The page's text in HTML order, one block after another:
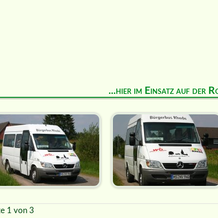
...hier im Einsatz auf der
1 von 3